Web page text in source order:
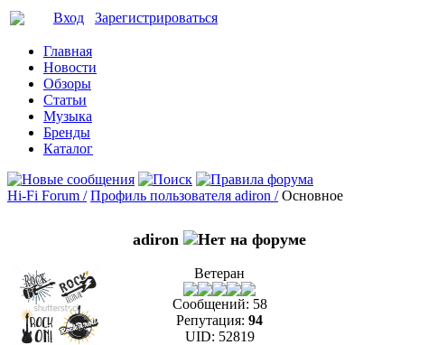
Вход Зарегистрироваться
Главная
Новости
Обзоры
Статьи
Музыка
Бренды
Каталог
Hi-Fi Forum / Профиль пользователя adiron / Основное
adiron
Ветеран
Сообщений: 58
Репутация: 94
UID: 52819